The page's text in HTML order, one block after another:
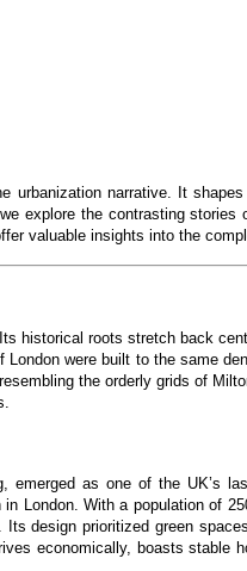
urbanization narrative. It
explore the contrasting stories
valuable insights into the
historical roots stretch back
were built to the same
the orderly grids of
emerged as one of the UK’s
London. With a population of
design prioritized green
economically, boasts stable